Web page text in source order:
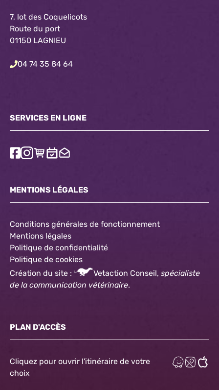
7, lot des Coquelicots
Route du port
01150 LAGNIEU
04 74 35 84 64
SERVICES EN LIGNE
MENTIONS LÉGALES
Conditions générales de fonctionnement
Mentions légales
Politique de confidentialité
Politique de cookies
Création du site :
Vetaction Conseil, spécialiste
de la communication vétérinaire.
PLAN D'ACCÈS
Cliquez pour ouvrir l'itinéraire de votre
choix